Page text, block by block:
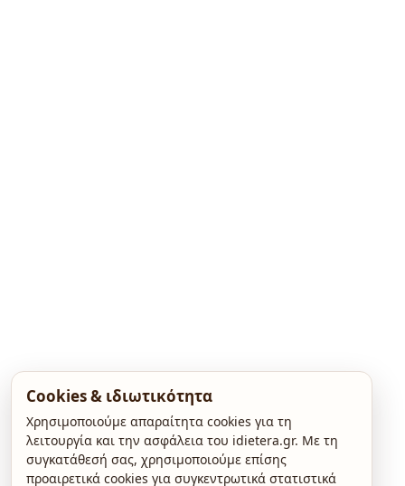
Cookies & ιδιωτικότητα
Χρησιμοποιούμε απαραίτητα cookies για τη
λειτουργία και την ασφάλεια του idietera.gr. Με τη
συγκατάθεσή σας, χρησιμοποιούμε επίσης
προαιρετικά cookies για συγκεντρωτικά στατιστικά